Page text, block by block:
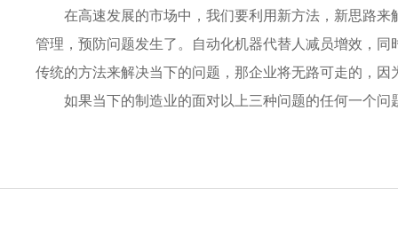
在高速发展的市场中，我们要利用新方法，新思路
管理，预防问题发生了。自动化机器代替人减员增效，
传统的方法来解决当下的问题，那企业将无路可走的，因
如果当下的制造业的面对以上三种问题的任何一个